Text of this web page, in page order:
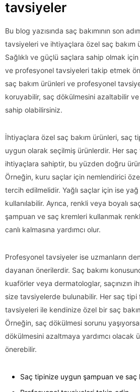
tavsiyeler
Bu blog yazısında saç bakımının son
tavsiyeleri ve ihtiyaçlara özel saç bakım
Sağlıklı ve güçlü saçlara sahip olmak
ve profesyonel tavsiyeleri takip etmek
saç bakım ürünleri ve profesyonel
koruyabilir, saç dökülmesini azaltabilir
sahip olabilirsiniz.
İhtiyaçlara özel saç bakım ürünleri, saç
uygun olarak seçilmiş ürünlerdir. Her
ihtiyaçlara sahiptir, bu yüzden doğru
Örneğin, kuru saçlar için nemlendirici
tercih edilmelidir. Yağlı saçlar için ise
kullanılabilir. Ayrıca, renkli veya boyalı
şampuan ve saç kremleri kullanmak
canlı kalmasına yardımcı olur.
Profesyonel tavsiyeler ise uzmanların
dayanan önerilerdir. Saç bakımı
kuaförler veya dermatologlar, saçınızın
size tavsiyelerde bulunabilir. Her saç tipi
tavsiyeleri ile kendinize özel bir saç
Örneğin, saç dökülmesi sorunu
dökülmesini azaltmaya yardımcı olacak
önerebilir.
Saç tipinize uygun şampuan ve saç